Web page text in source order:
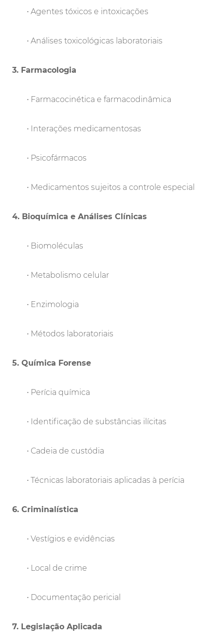
• Agentes tóxicos e intoxicações
• Análises toxicológicas laboratoriais
3. Farmacologia
• Farmacocinética e farmacodinâmica
• Interações medicamentosas
• Psicofármacos
• Medicamentos sujeitos a controle especial
4. Bioquímica e Análises Clínicas
• Biomoléculas
• Metabolismo celular
• Enzimologia
• Métodos laboratoriais
5. Química Forense
• Perícia química
• Identificação de substâncias ilícitas
• Cadeia de custódia
• Técnicas laboratoriais aplicadas à perícia
6. Criminalística
• Vestígios e evidências
• Local de crime
• Documentação pericial
7. Legislação Aplicada